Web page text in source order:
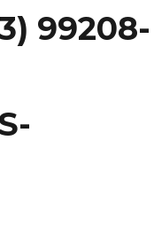
99208-